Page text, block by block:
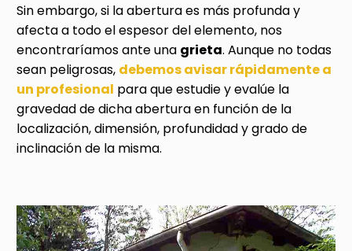
Sin embargo, si la abertura es más profunda y
afecta a todo el espesor del elemento, nos
encontraríamos ante una grieta. Aunque no todas
sean peligrosas, debemos avisar rápidamente a
un profesional para que estudie y evalúe la
gravedad de dicha abertura en función de la
localización, dimensión, profundidad y grado de
inclinación de la misma.